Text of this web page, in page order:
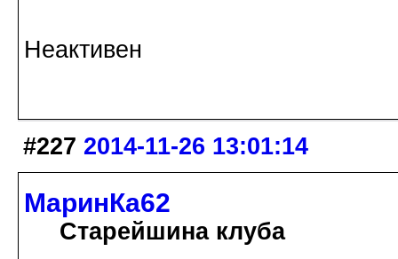
Неактивен
#227 2014-11-26 13:01:14
МаринКа62
Старейшина клуба